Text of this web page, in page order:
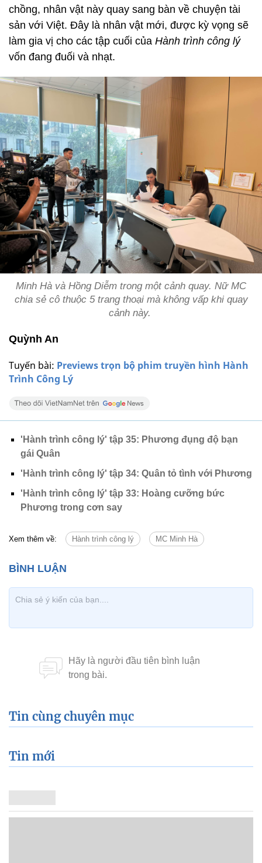
Tuyến bài: Previews trọn bộ phim truyền hình Hành
Trình Công Lý
chồng, nhân vật này quay sang bàn về chuyện tài
sản với Việt. Đây là nhân vật mới, được kỳ vọng sẽ
làm gia vị cho các tập cuối của Hành trình công lý
vốn đang đuối và nhạt.
Minh Hà và Hồng Diễm trong một cảnh quay. Nữ MC
chia sẻ cô thuộc 5 trang thoại mà không vấp khi quay
cảnh này.
Quỳnh An
'Hành trình công lý' tập 35: Phương đụng độ bạn
gái Quân
'Hành trình công lý' tập 34: Quân tỏ tình với Phương
'Hành trình công lý' tập 33: Hoàng cưỡng bức
Phương trong cơn say
Xem thêm về: Hành trình công lý MC Minh Hà
Tin cùng chuyên mục
Tin mới